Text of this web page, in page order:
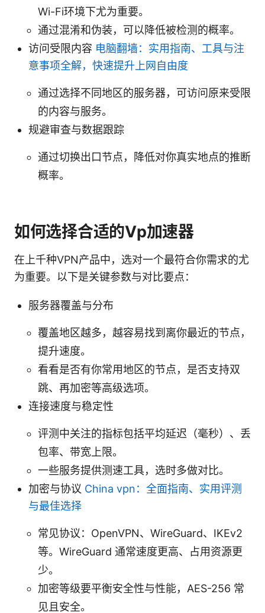
Wi-Fi环境下尤为重要。
通过混淆和伪装，可以降低被检测的概率。
访问受限内容 电脑翻墙：实用指南、工具与注
意事项全解，快速提升上网自由度
通过选择不同地区的服务器，可访问原来受限
的内容与服务。
规避审查与数据跟踪
通过切换出口节点，降低对你真实地点的推断
概率。
如何选择合适的Vp加速器
在上千种VPN产品中，选对一个最符合你需求的尤
为重要。以下是关键参数与对比要点：
服务器覆盖与分布
覆盖地区越多，越容易找到离你最近的节点，
提升速度。
看看是否有你常用地区的节点，是否支持双
跳、再加密等高级选项。
连接速度与稳定性
评测中关注的指标包括平均延迟（毫秒）、丢
包率、带宽上限。
一些服务提供测速工具，选时多做对比。
加密与协议 China vpn：全面指南、实用评测
与最佳选择
常见协议：OpenVPN、WireGuard、IKEv2
等。WireGuard 通常速度更高、占用资源更
少。
加密等级要平衡安全性与性能，AES-256 常
见且安全。